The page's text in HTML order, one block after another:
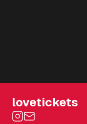
lovetickets